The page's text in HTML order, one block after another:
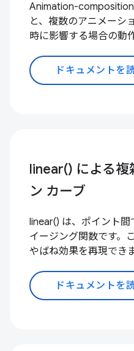
Animation-
と、複数のアニメーシ
時に影響する場合の動
ドキュメントを
linear() による複
ン カーブ
linear() は、ポイント間
イージング関数です。
やばね効果を再現できま
ドキュメントを